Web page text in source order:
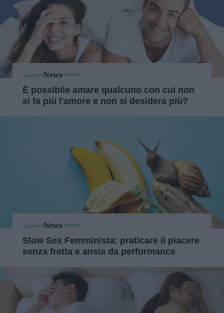
News
È possibile amare qualcuno con cui non
si fa più l'amore e non si desidera più?
News
Slow Sex Femminista: praticare il piacere
senza fretta e ansia da performance